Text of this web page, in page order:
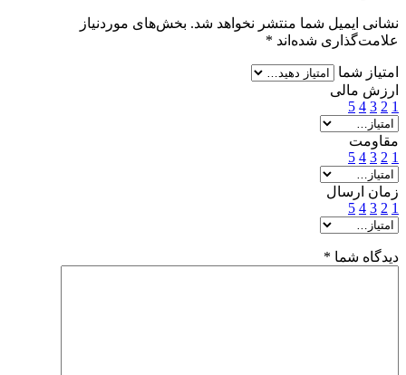
نشانی ایمیل شما منتشر نخواهد شد. بخش‌های موردنیاز
علامت‌گذاری شده‌اند *
امتیاز شما
ارزش مالی
1
2
3
4
5
مقاومت
1
2
3
4
5
زمان ارسال
1
2
3
4
5
دیدگاه شما *